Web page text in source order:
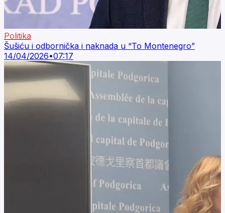
Politika
Šušiću i odbornička i naknada u “To Montenegro”
14/04/2026•07:17